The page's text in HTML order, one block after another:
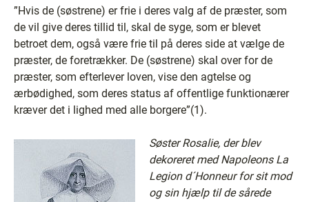
”Hvis de (søstrene) er frie i deres valg af de præster, som
de vil give deres tillid til, skal de syge, som er blevet
betroet dem, også være frie til på deres side at vælge de
præster, de foretrækker. De (søstrene) skal over for de
præster, som efterlever loven, vise den agtelse og
ærbødighed, som deres status af offentlige funktionærer
kræver det i lighed med alle borgere”(1).
Søster Rosalie, der blev
dekoreret med Napoleons La
Legion d´Honneur for sit mod
og sin hjælp til de sårede